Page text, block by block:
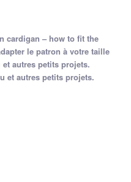
cardigan – how to fit the
le patron à votre taille
autres petits projets.
et autres petits projets.